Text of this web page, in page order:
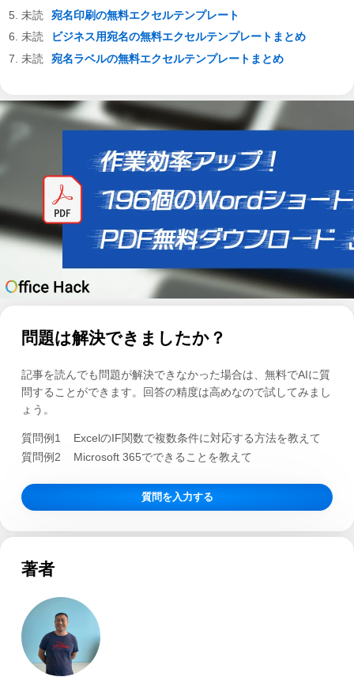
宛名印刷の無料エクセルテンプレート
ビジネス用宛名の無料エクセルテンプレートまとめ
宛名ラベルの無料エクセルテンプレートまとめ
問題は解決できましたか？
記事を読んでも問題が解決できなかった場合は、無料でAIに質
問することができます。回答の精度は高めなので試してみまし
ょう。
質問例1
ExcelのIF関数で複数条件に対応する方法を教えて
質問例2
Microsoft 365でできることを教えて
質問を入力する
著者